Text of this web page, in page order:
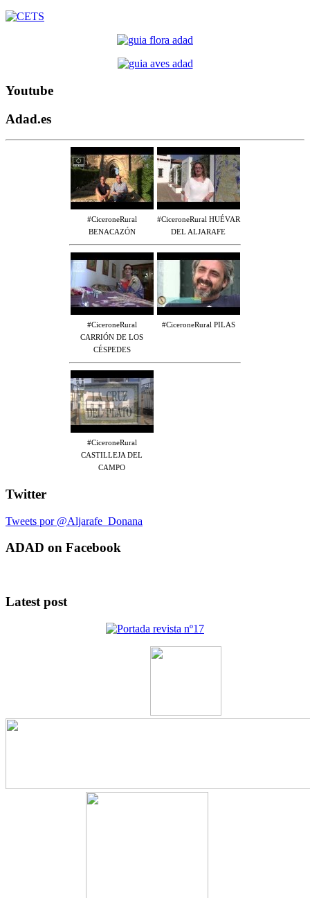
Youtube
Adad.es
#CiceroneRural
BENACAZÓN
#CiceroneRural HUÉVAR
DEL ALJARAFE
#CiceroneRural
CARRIÓN DE LOS
CÉSPEDES
#CiceroneRural PILAS
#CiceroneRural
CASTILLEJA DEL
CAMPO
Twitter
Tweets por @Aljarafe_Donana
ADAD on Facebook
Latest post